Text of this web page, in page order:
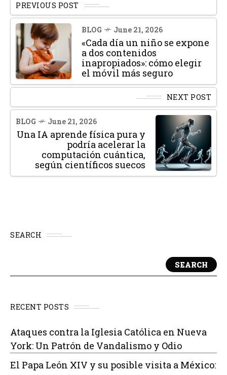
PREVIOUS POST
BLOG June 21, 2026
«Cada día un niño se expone
a dos contenidos
inapropiados»: cómo elegir
el móvil más seguro
NEXT POST
BLOG June 21, 2026
Una IA aprende física pura y
podría acelerar la
computación cuántica,
según científicos suecos
SEARCH
SEARCH
RECENT POSTS
Ataques contra la Iglesia Católica en Nueva
York: Un Patrón de Vandalismo y Odio
El Papa León XIV y su posible visita a México: